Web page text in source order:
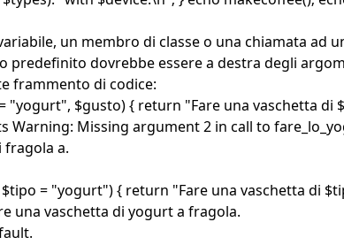
un membro di classe o una chiamata ad
dovrebbe essere a destra degli
frammento di codice:
$gusto) { return "Fare una vaschetta di
Missing argument 2 in call to
a.
= "yogurt") { return "Fare una vaschetta di
una vaschetta di yogurt a fragola.